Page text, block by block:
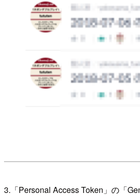
3.「Personal Access Token」の「